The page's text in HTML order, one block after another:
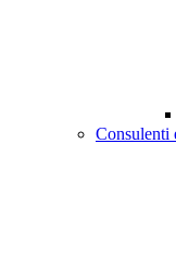
Consulenti